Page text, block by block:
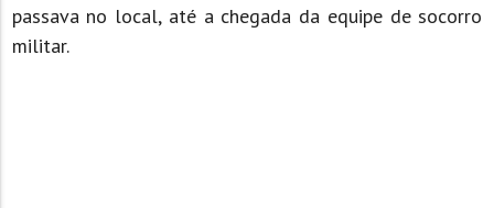
passava no local, até a chegada da equipe de socorro
militar.